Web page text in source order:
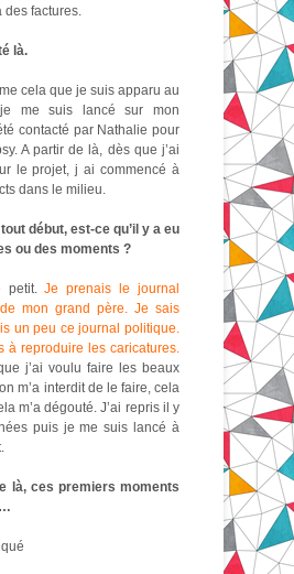
des factures.
là.
cela que je suis apparu au
me suis lancé sur mon
contacté par Nathalie pour
A partir de là, dès que j’ai
le projet, j ai commencé à
dans le milieu.
début, est-ce qu’il y a eu
ou des moments ?
petit.Je prenais le journal
mon grand père. Je sais
un peu ce journal politique.
à reproduire les caricatures.
j’ai voulu faire les beaux
m’a interdit de le faire, cela
m’a dégouté. J’ai repris il y
puis je me suis lancé à
là, ces premiers moments